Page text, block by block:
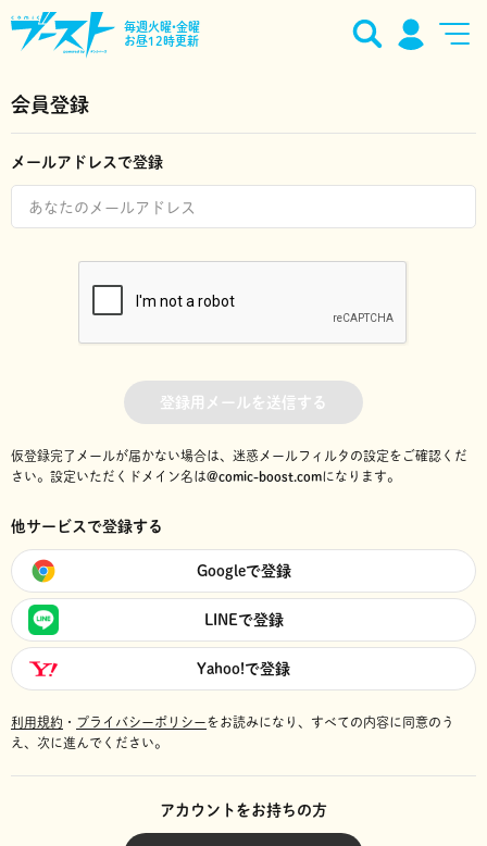
毎週火曜•金曜
お昼12時更新
会員登録
メールアドレスで登録
登録用メールを送信する
仮登録完了メールが届かない場合は、迷惑メールフィルタの設定をご確認くだ
さい。 設定いただくドメイン名は@comic-boost.comになります。
他サービスで登録する
Googleで登録
LINEで登録
Yahoo!で登録
利用規約 ・ プライバシーポリシーをお読みになり、 すべての内容に同意のう
え、次に進んでください。
アカウントをお持ちの方